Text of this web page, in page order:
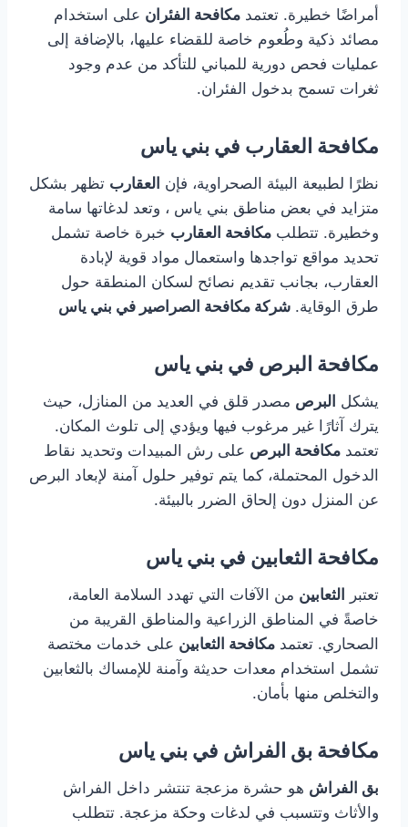
أمراضًا خطيرة. تعتمد مكافحة الفئران على استخدام
مصائد ذكية وطُعوم خاصة للقضاء عليها، بالإضافة إلى
عمليات فحص دورية للمباني للتأكد من عدم وجود
ثغرات تسمح بدخول الفئران.
مكافحة العقارب في بني ياس
نظرًا لطبيعة البيئة الصحراوية، فإن العقارب تظهر بشكل
متزايد في بعض مناطق بني ياس ، وتعد لدغاتها سامة
وخطيرة. تتطلب مكافحة العقارب خبرة خاصة تشمل
تحديد مواقع تواجدها واستعمال مواد قوية لإبادة
العقارب، بجانب تقديم نصائح لسكان المنطقة حول
طرق الوقاية. شركة مكافحة الصراصير في بني ياس
مكافحة البرص في بني ياس
يشكل البرص مصدر قلق في العديد من المنازل، حيث
يترك آثارًا غير مرغوب فيها ويؤدي إلى تلوث المكان.
تعتمد مكافحة البرص على رش المبيدات وتحديد نقاط
الدخول المحتملة، كما يتم توفير حلول آمنة لإبعاد البرص
عن المنزل دون إلحاق الضرر بالبيئة.
مكافحة الثعابين في بني ياس
تعتبر الثعابين من الآفات التي تهدد السلامة العامة،
خاصةً في المناطق الزراعية والمناطق القريبة من
الصحاري. تعتمد مكافحة الثعابين على خدمات مختصة
تشمل استخدام معدات حديثة وآمنة للإمساك بالثعابين
والتخلص منها بأمان.
مكافحة بق الفراش في بني ياس
بق الفراش هو حشرة مزعجة تنتشر داخل الفراش
والأثاث وتتسبب في لدغات وحكة مزعجة. تتطلب